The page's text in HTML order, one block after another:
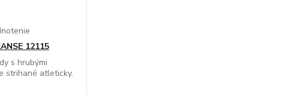
12115
s hrubými
strihané atleticky.